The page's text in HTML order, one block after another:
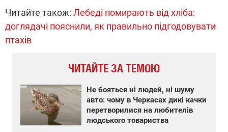
Читайте також: Лебеді помирають від хліба:
доглядачі пояснили, як правильно підгодовувати
птахів
ЧИТАЙТЕ ЗА ТЕМОЮ
Не бояться ні людей, ні шуму
авто: чому в Черкасах дикі качки
перетворилися на любителів
людського товариства